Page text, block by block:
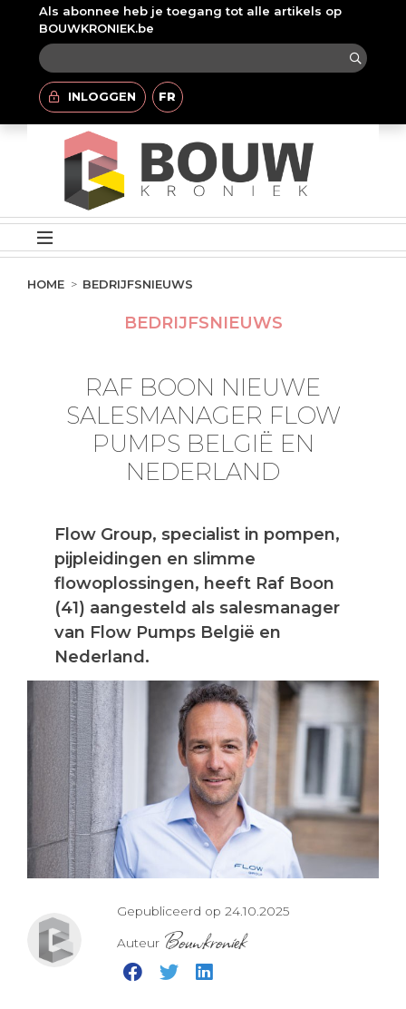
Als abonnee heb je toegang tot alle artikels op
BOUWKRONIEK.be
INLOGGEN FR
HOME BEDRIJFSNIEUWS
BEDRIJFSNIEUWS
RAF BOON NIEUWE
SALESMANAGER FLOW
PUMPS BELGIË EN
NEDERLAND
Flow Group, specialist in pompen,
pijpleidingen en slimme
flowoplossingen, heeft Raf Boon
(41) aangesteld als salesmanager
van Flow Pumps België en
Nederland.
Gepubliceerd op 24.10.2025
Auteur Bouwkroniek